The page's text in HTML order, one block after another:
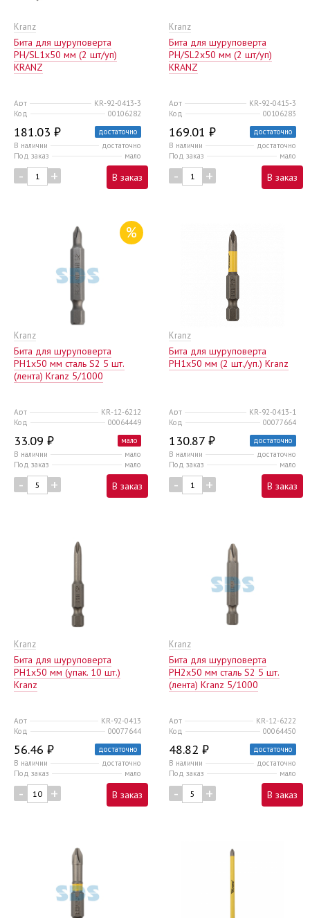
Kranz
Бита для шуруповерта
PH/SL1х50 мм (2 шт/уп)
KRANZ
Арт
KR-92-0413-3
Код
00106282
181.03 ₽
достаточно
В наличии
достаточно
Под заказ
мало
- + В заказ
Kranz
Бита для шуруповерта
PH/SL2х50 мм (2 шт/уп)
KRANZ
Арт
KR-92-0415-3
Код
00106283
169.01 ₽
достаточно
В наличии
достаточно
Под заказ
мало
- + В заказ
%
Kranz
Бита для шуруповерта
PH1x50 мм сталь S2 5 шт.
(лента) Kranz 5/1000
Арт
KR-12-6212
Код
00064449
33.09 ₽
мало
В наличии
мало
Под заказ
мало
- + В заказ
Kranz
Бита для шуруповерта
PH1х50 мм (2 шт./уп.) Kranz
Арт
KR-92-0413-1
Код
00077664
130.87 ₽
достаточно
В наличии
достаточно
Под заказ
мало
- + В заказ
Kranz
Бита для шуруповерта
PH1х50 мм (упак. 10 шт.)
Kranz
Арт
KR-92-0413
Код
00077644
56.46 ₽
достаточно
В наличии
достаточно
Под заказ
мало
- + В заказ
Kranz
Бита для шуруповерта
PH2x50 мм сталь S2 5 шт.
(лента) Kranz 5/1000
Арт
KR-12-6222
Код
00064450
48.82 ₽
достаточно
В наличии
достаточно
Под заказ
мало
- + В заказ